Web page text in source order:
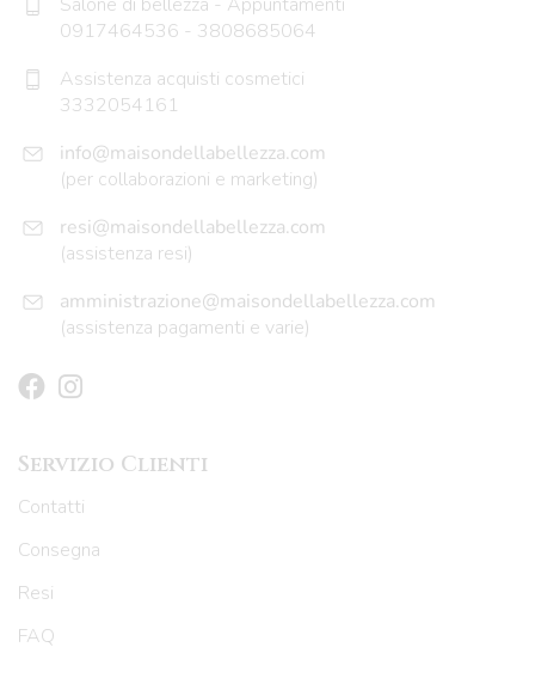
0917464536 - 3808685064
Assistenza acquisti cosmetici
3332054161
info@maisondellabellezza.com
(per collaborazioni e marketing)
resi@maisondellabellezza.com
(assistenza resi)
amministrazione@maisondellabellezza.com
(assistenza pagamenti e varie)
Servizio Clienti
Contatti
Consegna
Resi
FAQ